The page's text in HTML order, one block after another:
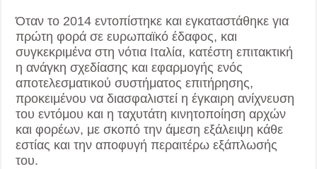
Όταν το 2014 εντοπίστηκε και εγκαταστάθηκε για
πρώτη φορά σε ευρωπαϊκό έδαφος, και
συγκεκριμένα στη νότια Ιταλία, κατέστη επιτακτική
η ανάγκη σχεδίασης και εφαρμογής ενός
αποτελεσματικού συστήματος επιτήρησης,
προκειμένου να διασφαλιστεί η έγκαιρη ανίχνευση
του εντόμου και η ταχυτάτη κινητοποίηση αρχών
και φορέων, με σκοπό την άμεση εξάλειψη κάθε
εστίας και την αποφυγή περαιτέρω εξάπλωσής
του.